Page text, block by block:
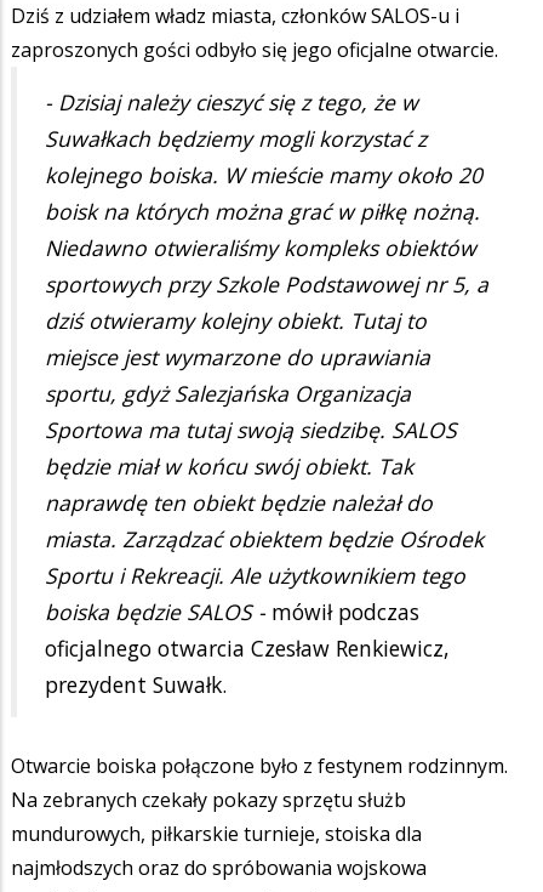
Dziś z udziałem władz miasta, członków SALOS-u i
zaproszonych gości odbyło się jego oficjalne otwarcie.
- Dzisiaj należy cieszyć się z tego, że w
Suwałkach będziemy mogli korzystać z
kolejnego boiska. W mieście mamy około 20
boisk na których można grać w piłkę nożną.
Niedawno otwieraliśmy kompleks obiektów
sportowych przy Szkole Podstawowej nr 5, a
dziś otwieramy kolejny obiekt. Tutaj to
miejsce jest wymarzone do uprawiania
sportu, gdyż Salezjańska Organizacja
Sportowa ma tutaj swoją siedzibę. SALOS
będzie miał w końcu swój obiekt. Tak
naprawdę ten obiekt będzie należał do
miasta. Zarządzać obiektem będzie Ośrodek
Sportu i Rekreacji. Ale użytkownikiem tego
boiska będzie SALOS - mówił podczas
oficjalnego otwarcia Czesław Renkiewicz,
prezydent Suwałk.
Otwarcie boiska połączone było z festynem rodzinnym.
Na zebranych czekały pokazy sprzętu służb
mundurowych, piłkarskie turnieje, stoiska dla
najmłodszych oraz do spróbowania wojskowa